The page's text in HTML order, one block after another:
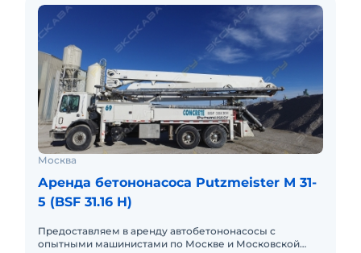
Москва
Аренда бетононасоса Putzmeister M 31-
5 (BSF 31.16 H)
Предоставляем в аренду автобетононасосы с
опытными машинистами по Москве и Московской